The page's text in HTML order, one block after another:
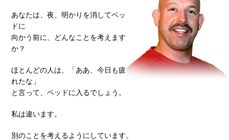
あなたは、夜、明かりを消してベッ
ドに
向かう前に、どんなことを考えます
か？
ほとんどの人は、「ああ、今日も疲
れたな」
と言って、ベッドに入るでしょう。
私は違います。
別のことを考えるようにしています。